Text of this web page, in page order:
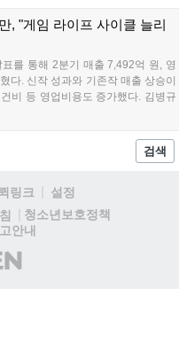
족도가 낮아 구매를 권하기 어렵습
, "게임 라이프 사이클 늘리
를 통해 2분기 매출 7,492억 원, 영
다. 신작 성과와 기존작 매출 상승이
비 등 영업비용도 증가했다. 김병규
작 라인업을 엄격히 관리하고 기존
마’ 등 신작 3종 출시를 예고했으며,
할 전망이다. 도기욱 CFO는 마켓 수
검색
링크
설정
청소년보호정책
안내